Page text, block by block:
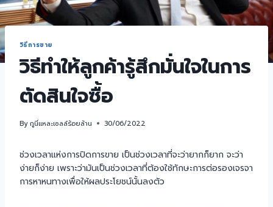
วิธีการขาย
วิธีทำให้ลูกค้ารู้สึกมั่นใจในการ
ตัดสินใจซื้อ
Byกูนี่แหละเซลล์ร้อยล้าน 30/06/2022
ช่วงเวลาแห่งการปิดการขาย เป็นช่วงเวลาที่จะว่ายากก็ยาก จะว่า
ง่ายก็ง่าย เพราะว่ามันเป็นช่วงเวลาที่ต้องใช้ทักษะการต่อรองเจรจา
การหาหนทางเพื่อให้ผลประโยชน์นั้นลงตัว